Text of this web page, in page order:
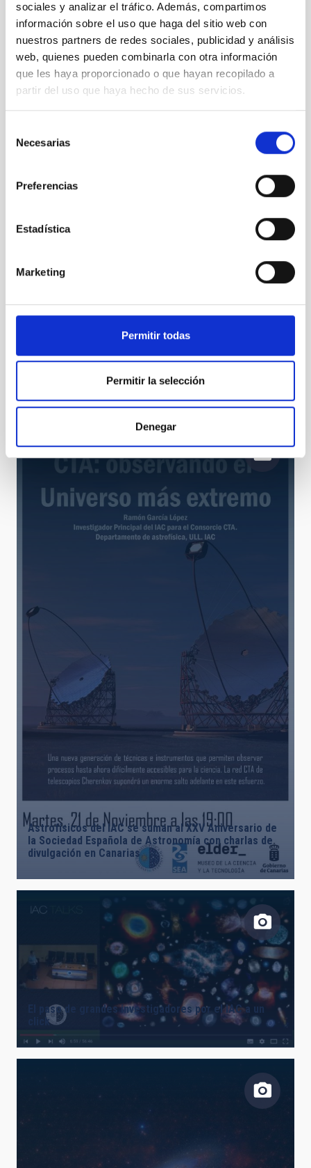
sociales y analizar el tráfico. Además, compartimos
información sobre el uso que haga del sitio web con
nuestros partners de redes sociales, publicidad y análisis
web, quienes pueden combinarla con otra información
que les haya proporcionado o que hayan recopilado a
partir del uso que haya hecho de sus servicios.
Necesarias
Preferencias
Estadística
Marketing
Permitir todas
Permitir la selección
Denegar
El Sol, al descubierto
JUAN JESÚS ARMAS MARCELO: “El IAC y sus
Astrofísicos del IAC se suman al XXV Aniversario de
la Sociedad Española de Astronomía con charlas de
divulgación en Canarias
El paso de grandes investigadores por el IAC a un
click